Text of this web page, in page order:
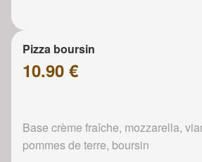
Pizza boursin
10.90 €
Base crème fraîche, mozzarella,
pommes de terre, boursin